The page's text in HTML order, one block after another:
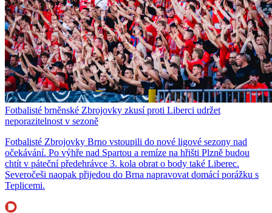
Fotbalisté brněnské Zbrojovky zkusí proti Liberci udržet
neporazitelnost v sezoně
Fotbalisté Zbrojovky Brno vstoupili do nové ligové sezony nad
očekávání. Po výhře nad Spartou a remíze na hřišti Plzně budou
chtít v páteční předehrávce 3. kola obrat o body také Liberec.
Severočeši naopak přijedou do Brna napravovat domácí porážku s
Teplicemi.